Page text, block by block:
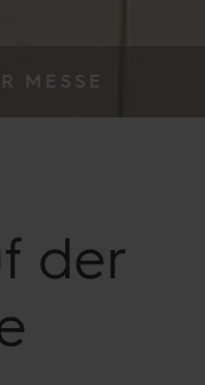
MESSE
der